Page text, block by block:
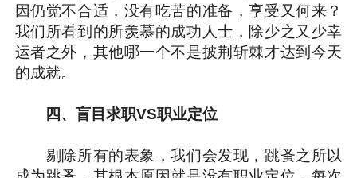
因仍觉不合适，没有吃苦的准备，享受又何来？
我们所看到的所羡慕的成功人士，除少之又少幸
运者之外，其他哪一个不是披荆斩棘才达到今天
的成就。
四、盲目求职VS职业定位
剔除所有的表象，我们会发现，跳蚤之所以